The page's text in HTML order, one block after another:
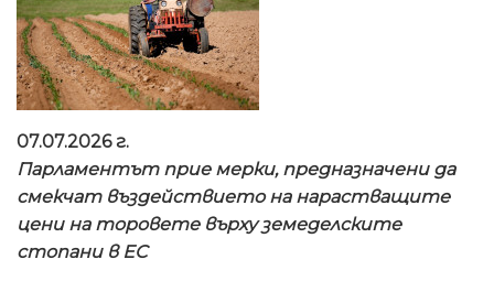
07.07.2026 г.
Парламентът прие мерки, предназначени да
смекчат въздействието на нарастващите
цени на торовете върху земеделските
стопани в ЕС